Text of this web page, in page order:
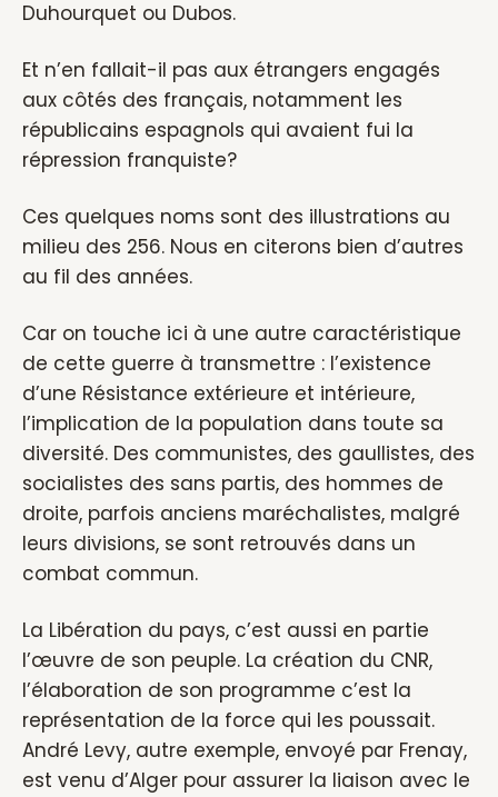
Duhourquet ou Dubos.
Et n’en fallait-il pas aux étrangers engagés
aux côtés des français, notamment les
républicains espagnols qui avaient fui la
répression franquiste?
Ces quelques noms sont des illustrations au
milieu des 256. Nous en citerons bien d’autres
au fil des années.
Car on touche ici à une autre caractéristique
de cette guerre à transmettre : l’existence
d’une Résistance extérieure et intérieure,
l’implication de la population dans toute sa
diversité. Des communistes, des gaullistes, des
socialistes des sans partis, des hommes de
droite, parfois anciens maréchalistes, malgré
leurs divisions, se sont retrouvés dans un
combat commun.
La Libération du pays, c’est aussi en partie
l’œuvre de son peuple. La création du CNR,
l’élaboration de son programme c’est la
représentation de la force qui les poussait.
André Levy, autre exemple, envoyé par Frenay,
est venu d’Alger pour assurer la liaison avec le